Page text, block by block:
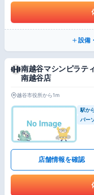
設備
南越谷マシンピラテ
南越谷店
越谷市役所から1m
駅か
パー
店舗情報を確認